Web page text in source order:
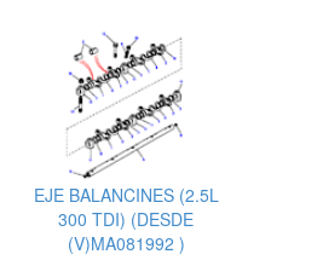
EJE BALANCINES (2.5L
300 TDI) (DESDE
(V)MA081992 )